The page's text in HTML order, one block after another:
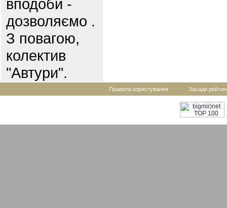
вподоби -
дозволяємо .
З повагою,
колектив
"Автури".
Правила користування Засади